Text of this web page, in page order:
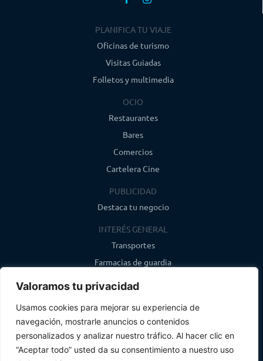
Valoramos tu privacidad
Usamos cookies para mejorar su experiencia de
navegación, mostrarle anuncios o contenidos
personalizados y analizar nuestro tráfico. Al hacer clic en
“Aceptar todo” usted da su consentimiento a nuestro uso
PLANIFICA TU VIAJE
Oficinas de turismo
Visitas Guiadas
Folletos y multimedia
OCIO
Restaurantes
Bares
Comercios
Cartelera Cine
PUBLICIDAD
Destaca tu negocio
INTERÉS GENERAL
Transportes
Farmacias de guardia
CONTACTO
info@infosegovia.com